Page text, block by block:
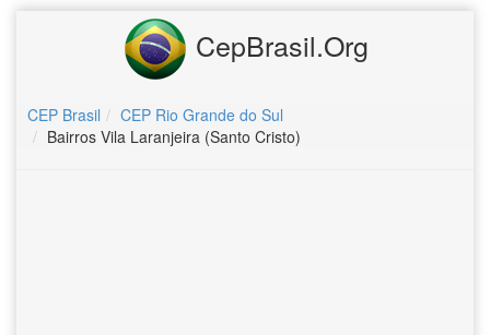
CepBrasil.Org
CEP Brasil
CEP Rio Grande do Sul
Bairros Vila Laranjeira (Santo Cristo)